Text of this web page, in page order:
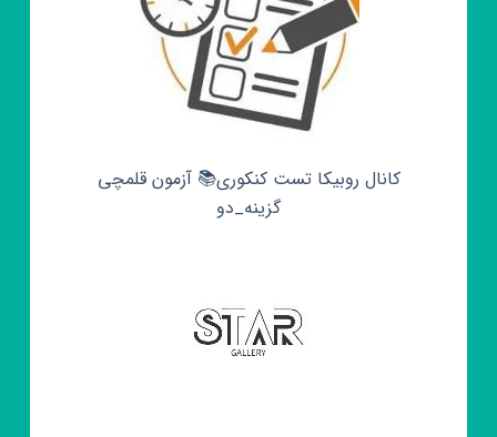
کانال روبیکا تست کنکوری📚 آزمون قلمچی‌‌
گزینه_دو